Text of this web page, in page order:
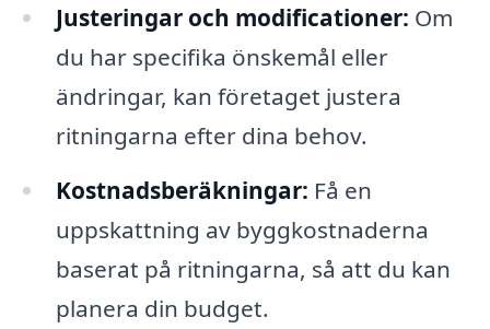
Justeringar och modificationer: Om
du har specifika önskemål eller
ändringar, kan företaget justera
ritningarna efter dina behov.
Kostnadsberäkningar: Få en
uppskattning av byggkostnaderna
baserat på ritningarna, så att du kan
planera din budget.